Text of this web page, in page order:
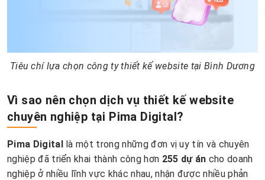
Tiêu chí lựa chọn công ty thiết kế website tại Bình Dương
Vì sao nên chọn dịch vụ thiết kế website
chuyên nghiệp tại Pima Digital?
Pima Digital là một trong những đơn vị uy tín và chuyên
nghiệp đã triển khai thành công hơn 255 dự án cho doanh
nghiệp ở nhiều lĩnh vực khác nhau, nhận được nhiều phản